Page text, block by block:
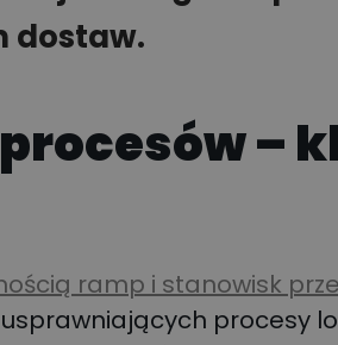
dostaw.
–
ramp i stanowisk
procesy